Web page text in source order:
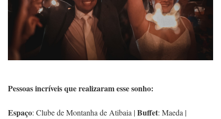
Pessoas incríveis que realizaram esse sonho:
Espaço: Clube de Montanha de Atibaia |Buffet: Maeda |